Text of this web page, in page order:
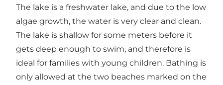
The lake is a freshwater lake, and due to the low
algae growth, the water is very clear and clean.
The lake is shallow for some meters before it
gets deep enough to swim, and therefore is
ideal for families with young children. Bathing is
only allowed at the two beaches marked on the